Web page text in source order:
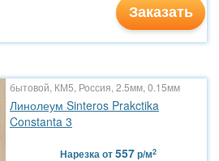
Заказать
бытовой, КМ5, Россия, 2.5мм, 0.15мм
Линолеум Sinteros Prakctika
Constanta 3
Нарезкаот557р/м2